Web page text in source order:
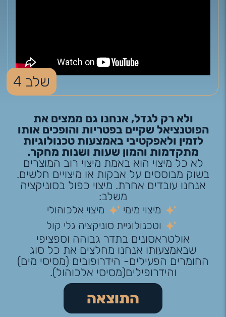
שלב 4
ולא רק לגדל, אנחנו גם ממצים את
הפוטנציאל שקיים בפטריות והופכים אותו
לזמין ולאפקטיבי באמצעות טכנולוגיות
מתקדמות והמון שעות ושנות מחקר.
לא כל מיצוי הוא באמת מיצוי רוב המוצרים
בשוק מבוססים על אבקות או מיצויים חלשים.
אנחנו עובדים אחרת. מיצוי כפול בסוניקציה
משלב:
מיצוי מימי
מיצוי אלכוהולי
וטכנולוגיית סוניקציה גלי קול
אולטראסונים בתדר גבוהה וספציפי
שבאמצעותו אנחנו מחלצים את כל סוג
החומרים הפעילים- הידרופובים (מסיסי מים)
והידרופילים(מסיסי אלכוהול).
התוצאה